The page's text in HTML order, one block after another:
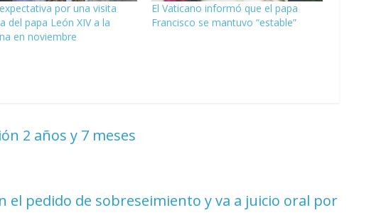
por una visita
del papa León XIV a la
en noviembre
El Vaticano informó que el papa
Francisco se mantuvo “estable”
2 años y 7 meses
el pedido de sobreseimiento y va a juicio oral por